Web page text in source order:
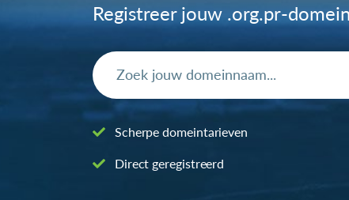
Registreer jouw .org.pr-
Scherpe domeintarieven
Direct geregistreerd